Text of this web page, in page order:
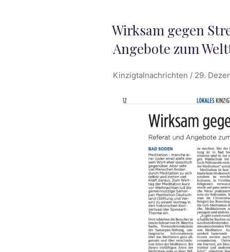
VERÖFFENTLICHT
AM
Wirksam gegen
Angebote zum
Kinzigtalnachrichten / 29.